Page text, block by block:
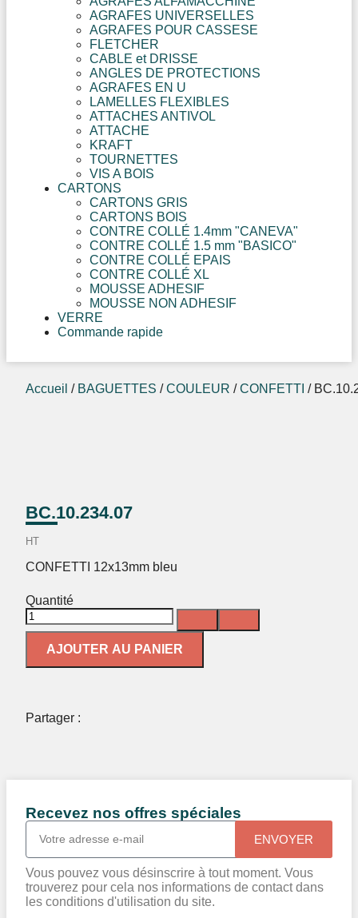
AGRAFES UNIVERSELLES
AGRAFES POUR CASSESE
FLETCHER
CABLE et DRISSE
ANGLES DE PROTECTIONS
AGRAFES EN U
LAMELLES FLEXIBLES
ATTACHES ANTIVOL
ATTACHE
KRAFT
TOURNETTES
VIS A BOIS
CARTONS
CARTONS GRIS
CARTONS BOIS
CONTRE COLLÉ 1.4mm "CANEVA"
CONTRE COLLÉ 1.5 mm "BASICO"
CONTRE COLLÉ EPAIS
CONTRE COLLÉ XL
MOUSSE ADHESIF
MOUSSE NON ADHESIF
VERRE
Commande rapide
Accueil / BAGUETTES /COULEUR /CONFETTI /
BC.10.234.07
HT
CONFETTI 12x13mm bleu
Quantité
AJOUTER AU PANIER
Partager :
Recevez nos offres spéciales
Vous pouvez vous désinscrire à tout moment. Vous
trouverez pour cela nos informations de contact dans
les conditions d'utilisation du site.
ENVOYER